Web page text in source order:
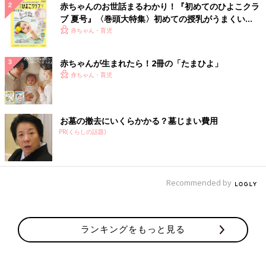
赤ちゃんのお世話まるわかり！『初めてのひよこクラ
ブ 夏号』〈巻頭大特集〉初めての授乳がうまくい
く！ おっぱい・ミルクの基本と夏のトラブル 解決テ
赤ちゃん・育児
赤ちゃんが生まれたら！2冊の「たまひよ」
赤ちゃん・育児
お墓の撤去にいくらかかる？墓じまい費用
PR(くらしの話題)
Recommended by
ランキングをもっと見る